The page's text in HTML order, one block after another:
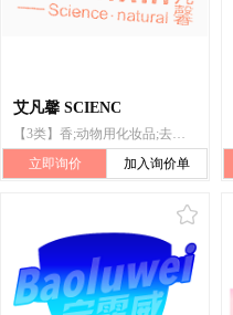
艾凡馨 SCIENC
【3类】香;动物用化妆品;去污剂
立即询价
加入询价单